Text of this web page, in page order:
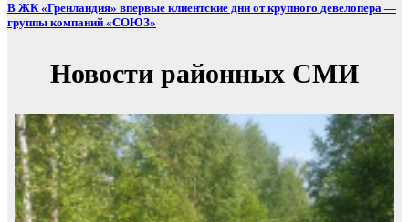
В ЖК «Гренландия» впервые клиентские дни от крупного девелопера —
группы компаний «СОЮЗ»